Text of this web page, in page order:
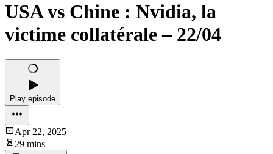
USA vs Chine : Nvidia, la
victime collatérale – 22/04
Play episode
Apr 22, 2025
29 mins